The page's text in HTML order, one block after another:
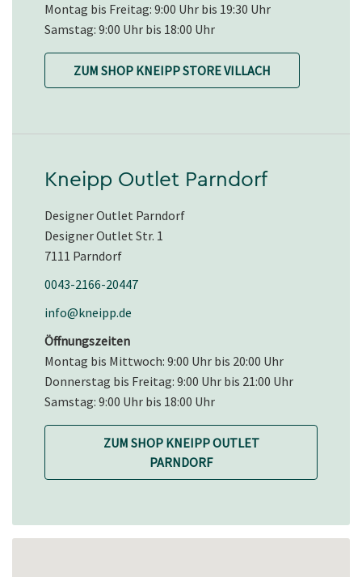
Montag bis Freitag: 9:00 Uhr bis 19:30 Uhr
Samstag: 9:00 Uhr bis 18:00 Uhr
ZUM SHOP KNEIPP STORE VILLACH
Kneipp Outlet Parndorf
Designer Outlet Parndorf
Designer Outlet Str. 1
7111 Parndorf
0043-2166-20447
info@kneipp.de
Öffnungszeiten
Montag bis Mittwoch: 9:00 Uhr bis 20:00 Uhr
Donnerstag bis Freitag: 9:00 Uhr bis 21:00 Uhr
Samstag: 9:00 Uhr bis 18:00 Uhr
ZUM SHOP KNEIPP OUTLET
PARNDORF